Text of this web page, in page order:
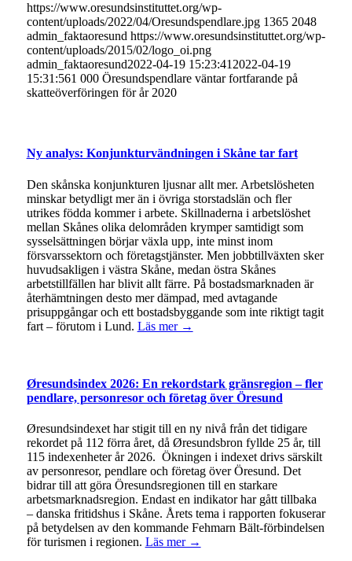
https://www.oresundsinstituttet.org/wp-
content/uploads/2022/04/Oresundspendlare.jpg 1365 2048
admin_faktaoresund https://www.oresundsinstituttet.org/wp-
content/uploads/2015/02/logo_oi.png
admin_faktaoresund2022-04-19 15:23:41 2022-04-19
15:31:561 000 Öresundspendlare väntar fortfarande på
skatteöverföringen för år 2020
Ny analys: Konjunkturvändningen i Skåne tar fart
Den skånska konjunkturen ljusnar allt mer. Arbetslösheten
minskar betydligt mer än i övriga storstadslän och fler
utrikes födda kommer i arbete. Skillnaderna i arbetslöshet
mellan Skånes olika delområden krymper samtidigt som
sysselsättningen börjar växla upp, inte minst inom
försvarssektorn och företagstjänster. Men jobbtillväxten sker
huvudsakligen i västra Skåne, medan östra Skånes
arbetstillfällen har blivit allt färre. På bostadsmarknaden är
återhämtningen desto mer dämpad, med avtagande
prisuppgångar och ett bostadsbyggande som inte riktigt tagit
fart – förutom i Lund. Läs mer →
Øresundsindex 2026: En rekordstark gränsregion – fler
pendlare, personresor och företag över Öresund
Øresundsindexet har stigit till en ny nivå från det tidigare
rekordet på 112 förra året, då Øresundsbron fyllde 25 år, till
115 indexenheter år 2026. Ökningen i indexet drivs särskilt
av personresor, pendlare och företag över Öresund. Det
bidrar till att göra Öresundsregionen till en starkare
arbetsmarknadsregion. Endast en indikator har gått tillbaka
– danska fritidshus i Skåne. Årets tema i rapporten fokuserar
på betydelsen av den kommande Fehmarn Bält-förbindelsen
för turismen i regionen. Läs mer →